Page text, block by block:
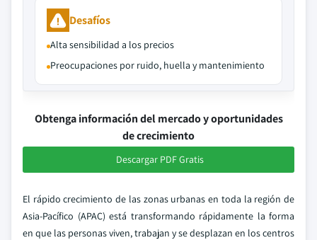
Desafíos
Alta sensibilidad a los precios
Preocupaciones por ruido, huella y mantenimiento
Obtenga información del mercado y oportunidades
de crecimiento
Descargar PDF Gratis
El rápido crecimiento de las zonas urbanas en toda la región de
Asia-Pacífico (APAC) está transformando rápidamente la forma
en que las personas viven, trabajan y se desplazan en los centros